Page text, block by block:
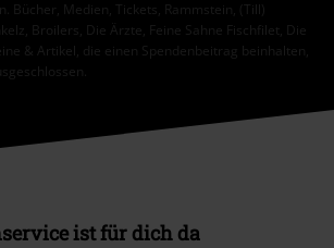
Bücher, Medien, Tickets, Rammstein, (Till)
Broilers, Die Ärzte, Feine Sahne Fischfilet, Die
& Artikel, die einen Spendenbeitrag beinhalten,
ist für dich da